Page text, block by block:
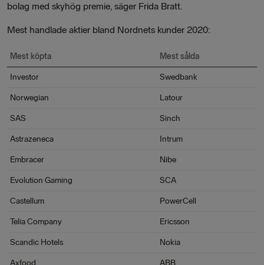
bolag med skyhög premie, säger Frida Bratt.
Mest handlade aktier bland Nordnets kunder 2020:
Mest köpta Mest sålda
Investor Swedbank
Norwegian Latour
SAS Sinch
Astrazeneca Intrum
Embracer Nibe
Evolution Gaming SCA
Castellum PowerCell
Telia Company Ericsson
Scandic Hotels Nokia
Axfood ABB